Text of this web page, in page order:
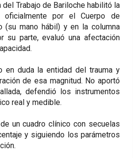
Trabajo de Bariloche habilitó la
oficialmente por el Cuerpo de
(su mano hábil) y en la columna
su parte, evaluó una afectación
en duda la entidad del trauma y
de esa magnitud. No aportó
defendió los instrumentos
real y medible.
un cuadro clínico con secuelas
y siguiendo los parámetros